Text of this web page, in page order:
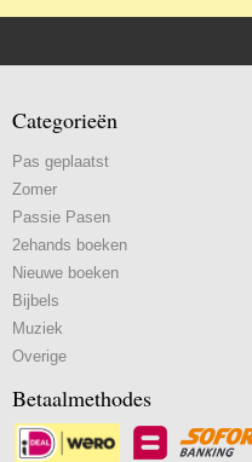
Categorieën
Pas geplaatst
Zomer
Passie Pasen
2ehands boeken
Nieuwe boeken
Bijbels
Muziek
Overige
Betaalmethodes